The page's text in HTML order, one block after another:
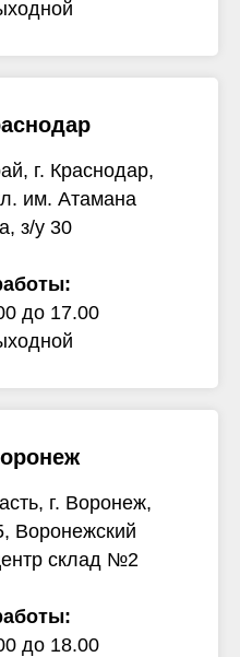
г. Краснодар,
им. Атамана
з/у 30
до 17.00
г. Воронеж,
Воронежский
склад №2
до 18.00